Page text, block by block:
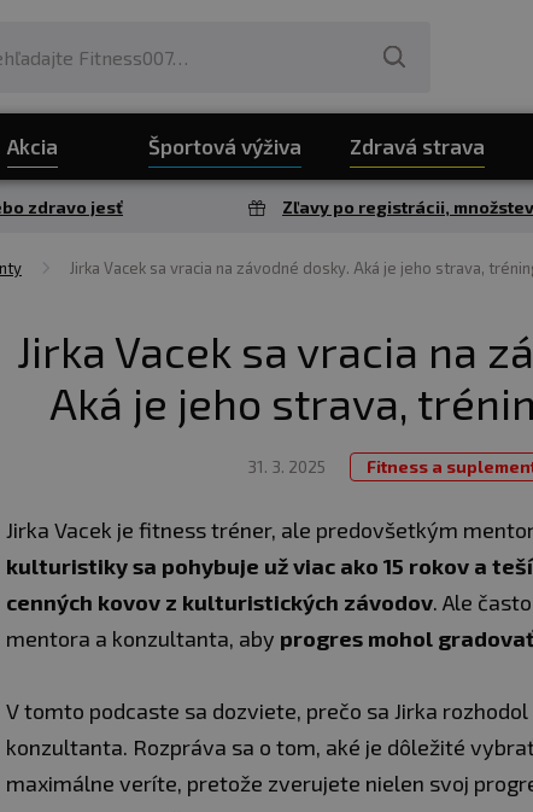
Akcia Športová výživa Zdravá strava
zdravo jesť Zľavy po registrácii,
Jirka Vacek sa vracia na závodné dosky. Aká je jeho strava,
Jirka Vacek sa vracia na
Aká je jeho strava,
31. 3. 2025 Fitness a
Jirka Vacek je fitness tréner, ale predovšetkým
kulturistiky sa pohybuje už viac ako 15 rokov a
cenných kovov z kulturistických závodov. Ale
mentora a konzultanta, aby progres mohol gradovať
V tomto podcaste sa dozviete, prečo sa Jirka
konzultanta. Rozpráva sa o tom, aké je dôležité
maximálne veríte, pretože zverujete nielen svoj